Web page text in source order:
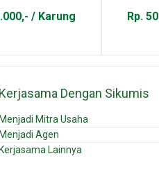
/ Karung Rp.
Kerjasama Dengan Sikumis
Menjadi Mitra Usaha
Menjadi Agen
Kerjasama Lainnya